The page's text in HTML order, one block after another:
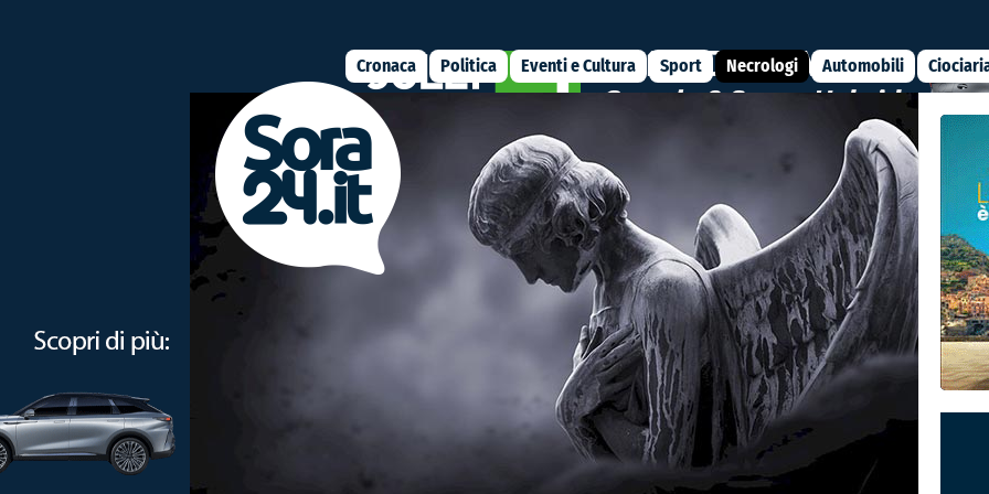
Cronaca Politica Eventi e Cultura Sport Necrologi Automobili